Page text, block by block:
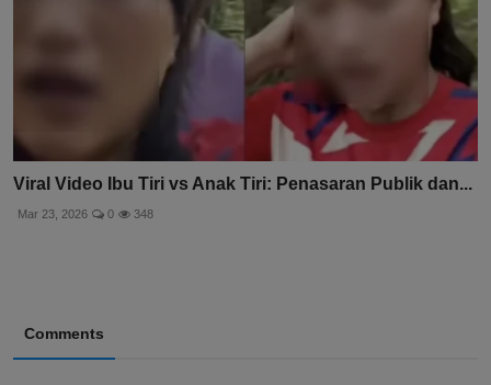
Viral Video Ibu Tiri vs Anak Tiri: Penasaran Publik dan...
Mar 23, 2026 0 348
Comments